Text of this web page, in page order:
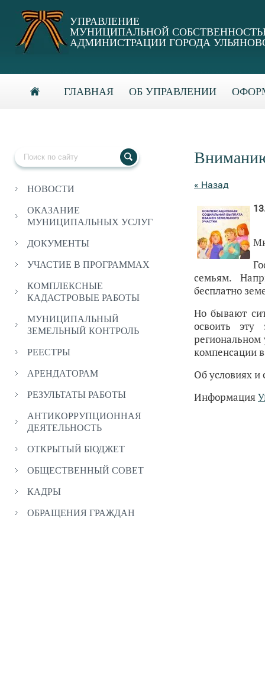
УПРАВЛЕНИЕ
МУНИЦИПАЛЬНОЙ
АДМИНИСТРАЦИИ ГОРОДА
ГЛАВНАЯ ОБ УПРАВЛЕНИИ
НОВОСТИ
ОКАЗАНИЕ
МУНИЦИПАЛЬНЫХ УСЛУГ
ДОКУМЕНТЫ
УЧАСТИЕ В ПРОГРАММАХ
КОМПЛЕКСНЫЕ
КАДАСТРОВЫЕ РАБОТЫ
МУНИЦИПАЛЬНЫЙ
ЗЕМЕЛЬНЫЙ КОНТРОЛЬ
РЕЕСТРЫ
АРЕНДАТОРАМ
РЕЗУЛЬТАТЫ РАБОТЫ
АНТИКОРРУПЦИОННАЯ
ДЕЯТЕЛЬНОСТЬ
ОТКРЫТЫЙ БЮДЖЕТ
ОБЩЕСТВЕННЫЙ СОВЕТ
КАДРЫ
ОБРАЩЕНИЯ ГРАЖДАН
« Назад
семьям.
бесплатно
Но бывают
освоить
региональном
компенсации
Об условиях и
Информация